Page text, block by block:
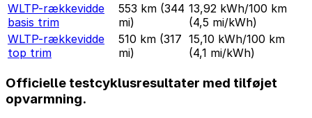
WLTP-rækkevidde
basis trim
553 km (344
mi)
13,92 kWh/100 km
(4,5 mi/kWh)
WLTP-rækkevidde
top trim
510 km (317
mi)
15,10 kWh/100 km
(4,1 mi/kWh)
Officielle testcyklusresultater med tilføjet
opvarmning.